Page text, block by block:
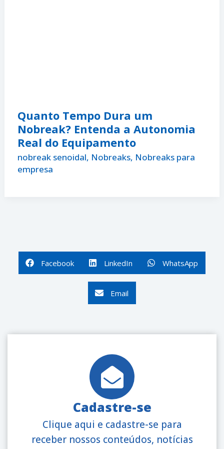
Quanto Tempo Dura um
Nobreak? Entenda a Autonomia
Real do Equipamento
nobreak senoidal, Nobreaks, Nobreaks para
empresa
Facebook LinkedIn WhatsApp
Email
Cadastre-se
Clique aqui e cadastre-se para
receber nossos conteúdos, notícias